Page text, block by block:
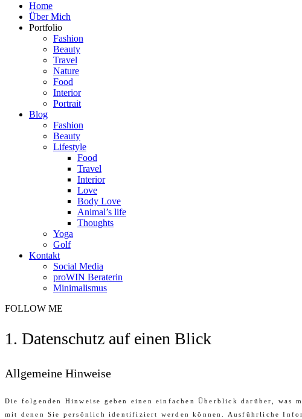
Home
Über Mich
Portfolio
Fashion
Beauty
Travel
Nature
Food
Interior
Portrait
Blog
Fashion
Beauty
Lifestyle
Food
Travel
Interior
Love
Body Love
Animal’s life
Thoughts
Yoga
Golf
Kontakt
Social Media
proWIN Beraterin
Minimalismus
FOLLOW ME
1. Datenschutz auf einen Blick
Allgemeine Hinweise
Die folgenden Hinweise geben einen einfachen Überblick darüber, was
mit denen Sie persönlich identifiziert werden können. Ausführliche